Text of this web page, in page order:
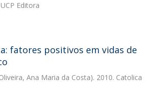
Editora
fatores positivos em vidas de
Ana Maria da Costa). 2010. Catolica